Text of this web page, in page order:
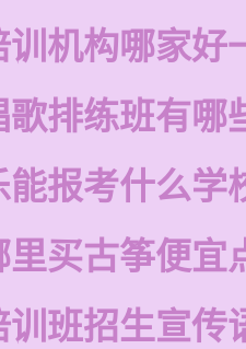
训机构哪家好
歌排练班有哪
能报考什么学
里买古筝便宜
训班招生宣传